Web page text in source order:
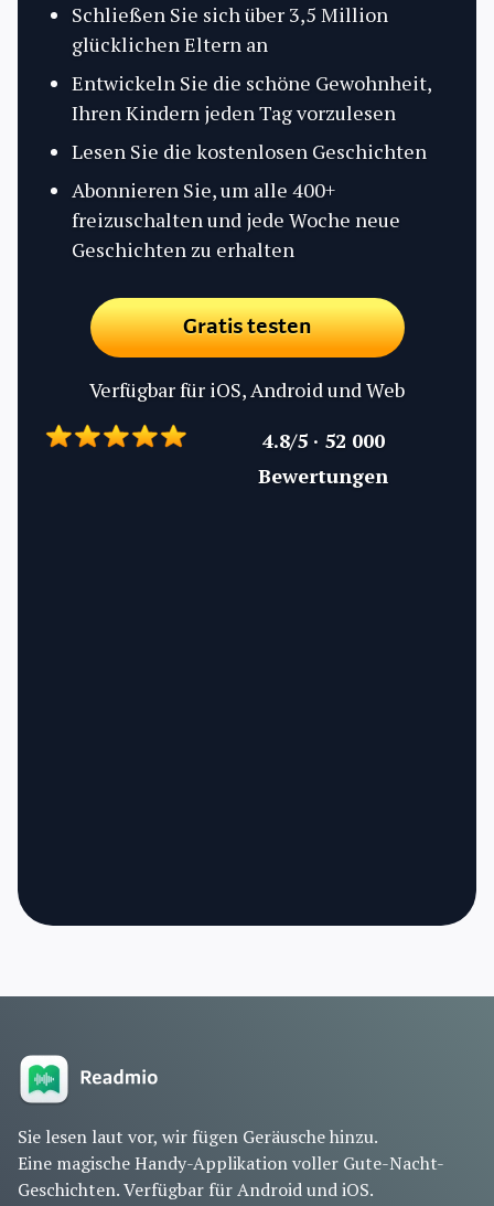
Schließen Sie sich über 3,5 Million
glücklichen Eltern an
Entwickeln Sie die schöne Gewohnheit,
Ihren Kindern jeden Tag vorzulesen
Lesen Sie die kostenlosen Geschichten
Abonnieren Sie, um alle 400+
freizuschalten und jede Woche neue
Geschichten zu erhalten
Gratis testen
Verfügbar für iOS, Android und Web
4.8/5 · 52 000
Bewertungen
Sie lesen laut vor, wir fügen Geräusche hinzu.
Eine magische Handy-Applikation voller Gute-Nacht-
Geschichten. Verfügbar für Android und iOS.